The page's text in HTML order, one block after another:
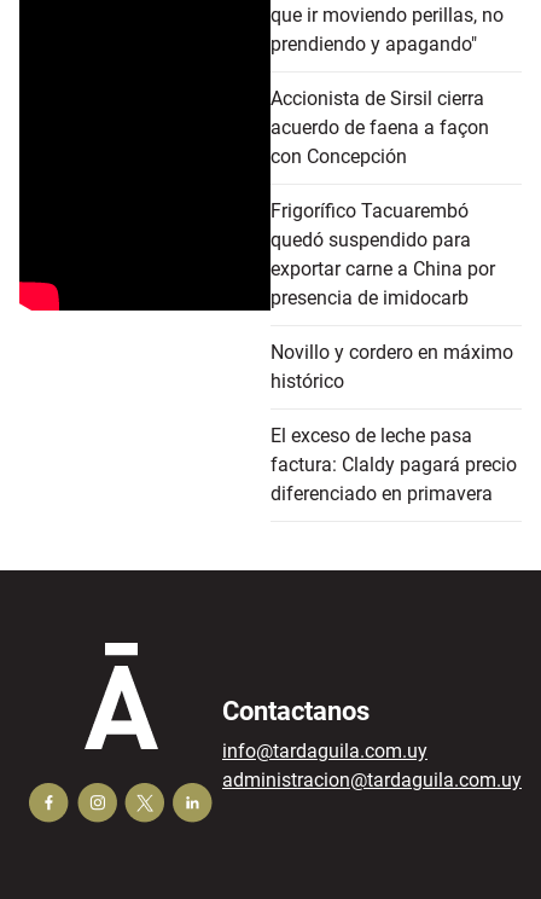
que ir moviendo perillas, no
prendiendo y apagando"
Accionista de Sirsil cierra
acuerdo de faena a façon
con Concepción
Frigorífico Tacuarembó
quedó suspendido para
exportar carne a China por
presencia de imidocarb
Novillo y cordero en máximo
histórico
El exceso de leche pasa
factura: Claldy pagará precio
diferenciado en primavera
Contactanos
info@tardaguila.com.uy
administracion@tardaguila.com.uy